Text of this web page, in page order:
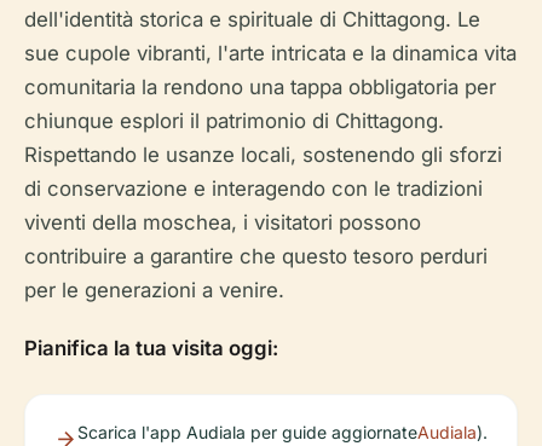
dell'identità storica e spirituale di Chittagong. Le
sue cupole vibranti, l'arte intricata e la dinamica vita
comunitaria la rendono una tappa obbligatoria per
chiunque esplori il patrimonio di Chittagong.
Rispettando le usanze locali, sostenendo gli sforzi
di conservazione e interagendo con le tradizioni
viventi della moschea, i visitatori possono
contribuire a garantire che questo tesoro perduri
per le generazioni a venire.
Pianifica la tua visita oggi:
Scarica l'app Audiala per guide aggiornateAudiala).